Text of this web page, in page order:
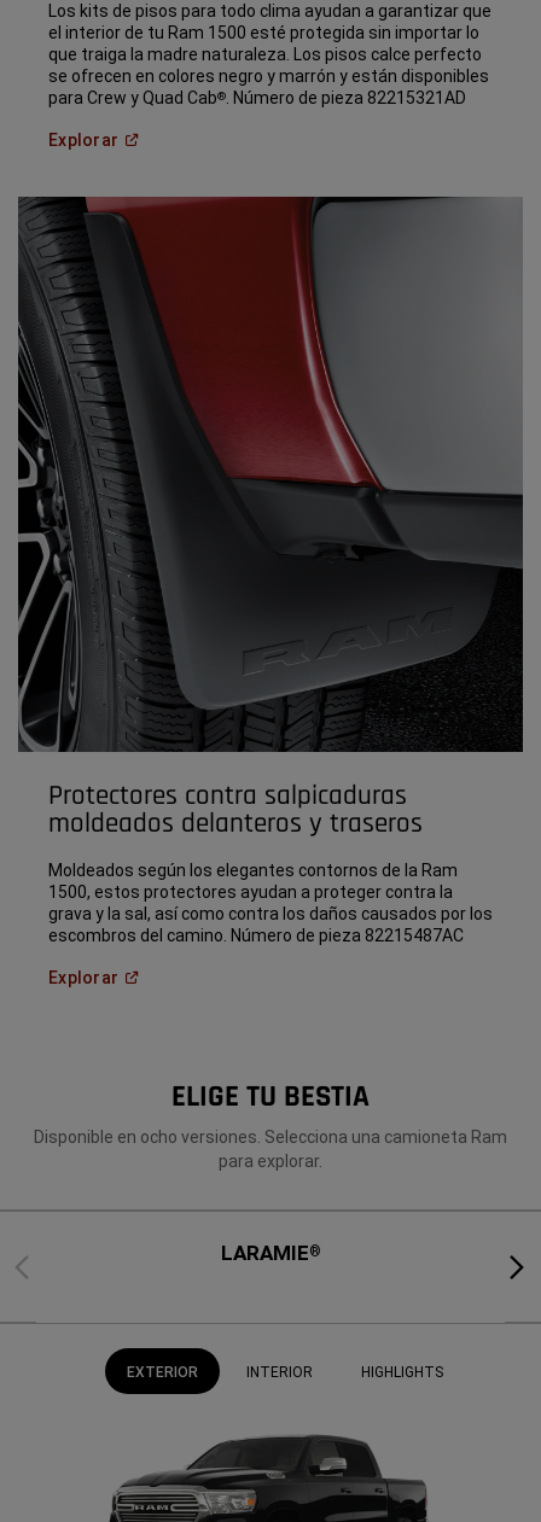
Los kits de pisos para todo clima ayudan a garantizar que
el interior de tu Ram 1500 esté protegida sin importar lo
que traiga la madre naturaleza. Los pisos calce perfecto
se ofrecen en colores negro y marrón y están disponibles
para Crew y Quad Cab®. Número de pieza 82215321AD
Explorar Open in a new window
Protectores contra salpicaduras
moldeados delanteros y traseros
Moldeados según los elegantes contornos de la Ram
1500, estos protectores ayudan a proteger contra la
grava y la sal, así como contra los daños causados ​​por los
escombros del camino. Número de pieza 82215487AC
Explorar Open in a new window
ELIGE TU BESTIA
Disponible en ocho versiones. Selecciona una camioneta Ram
para explorar.
Previous LARAMIE®
Next
EXTERIOR INTERIOR HIGHLIGHTS